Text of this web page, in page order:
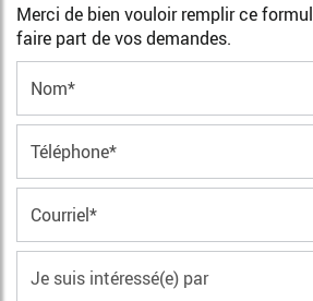
Merci de bien vouloir remplir ce
faire part de vos demandes.